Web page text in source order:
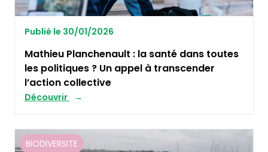
Publié le 30/01/2026
Mathieu Planchenault : la santé dans toutes
les politiques ? Un appel à transcender
l’action collective
Découvrir
BIODIVERSITE